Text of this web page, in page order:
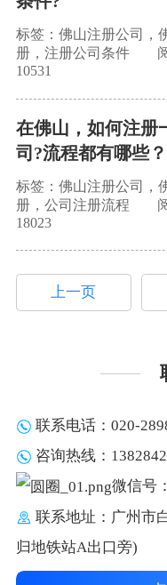
标签：佛山注册公司，
册，注册公司条件
10531
在佛山，如何注册
司?流程都有哪些？
标签：佛山注册公司，
册，公司注册流程
18023
上一页
联系电话：020-
咨询热线：
微信号
联系地址：广州市
归地铁站A出口旁)